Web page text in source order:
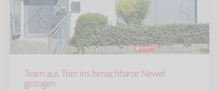
Team aus Trier ins benachbarte Newel
gezogen